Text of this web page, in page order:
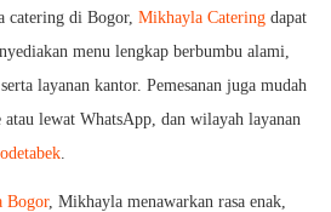
catering di Bogor, Mikhayla Catering dapat
menu lengkap berbumbu alami,
layanan kantor. Pemesanan juga mudah
lewat WhatsApp, dan wilayah layanan
Bogor, Mikhayla menawarkan rasa enak,